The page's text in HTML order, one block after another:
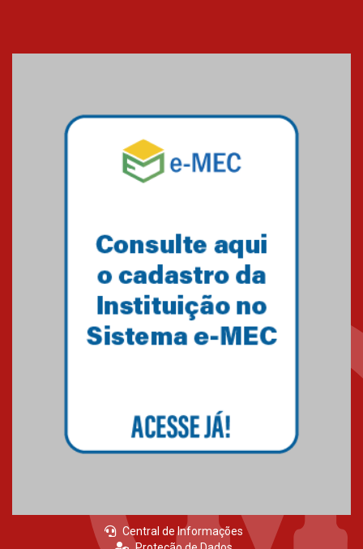
referência mundial em
Pós-Asco: evento do HUEM
debate novidades sobre
estudos e tratamentos contra
o câncer
MackPesquisa 2026 prorroga
inscrições até 14 de agosto
15.06.2026
Central de Informações